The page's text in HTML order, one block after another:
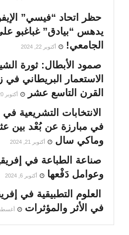
حظر اتحاد “فيسي”
يدهس “بيادق” غباغبو
الجامعي!
أكتوبر 22, 2024
صمود الأبطال: ثورة
الاستعمار البريطاني في
القرن التاسع عشر
أكتوبر 20, 2024
الانتخابات التشريعية
في مبارزة عن بُعْد بين
وماكي سال
أكتوبر 21, 2024
صناعة الطباعة في
وعوامل دَفْعها
أكتوبر 6, 2024
العلوم التطبيقية في
في الأثر والمؤثرات
أغسطس 3,